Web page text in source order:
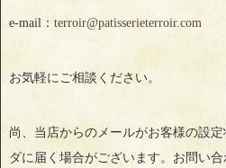
e-mail： terroir@patisserieterroir.com
お気軽にご相談ください。
尚、当店からのメールがお客様の設
ダに届く場合がございます。お問い